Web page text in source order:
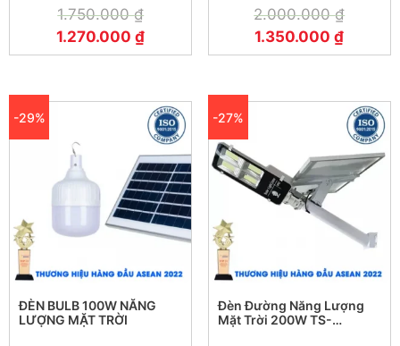
1.750.000₫
1.270.000₫
2.000.000₫
1.350.000₫
-29%
ĐÈN BULB 100W NĂNG
LƯỢNG MẶT TRỜI
-27%
Đèn Đường Năng Lượng
Mặt Trời 200W TS-